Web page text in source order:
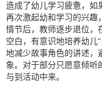
造成了幼儿学习疲惫，如
再次激起幼和学习的兴趣
情节后，教师逐步退位，
空白，有意识地培养幼儿
地减少故事角色的讲述，
象。对于部分只愿意倾听
与到活动中来。